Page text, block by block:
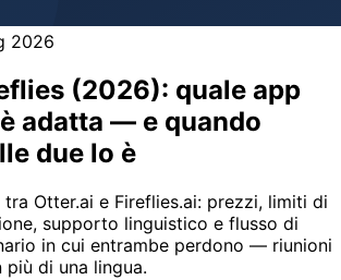
2026
(2026): quale app
adatta — e quando
due lo è
Otter.ai e Fireflies.ai: prezzi, limiti di
supporto linguistico e flusso di
in cui entrambe perdono — riunioni
di una lingua.